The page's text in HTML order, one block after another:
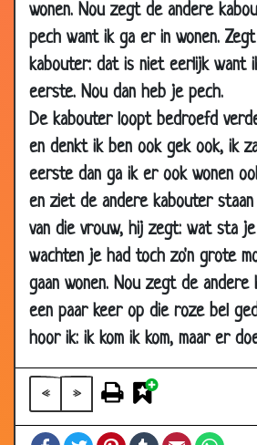
wonen. Nou zegt de andere
pech want ik ga er in wonen.
kabouter: dat is niet eerlijk want
eerste. Nou dan heb je pech.
De kabouter loopt bedroefd
en denkt ik ben ook gek ook, ik
eerste dan ga ik er ook wonen
en ziet de andere kabouter
van die vrouw, hij zegt: wat sta
wachten je had toch zo'n grote
gaan wonen. Nou zegt de andere
een paar keer op die roze bel
hoor ik: ik kom ik kom, maar er
« »
FacebookTwitterPinterestTumblrEmail
2000
12 May
2000
Hooiberg
2000
Koelbloedig
12 May
2000
Broodjes smeren
12 May
2000
Hanenkam
12 May
2000
Uit eten!
12 May
2000
Twee Belgen op vakantie
12 May
2000
Geluksdag